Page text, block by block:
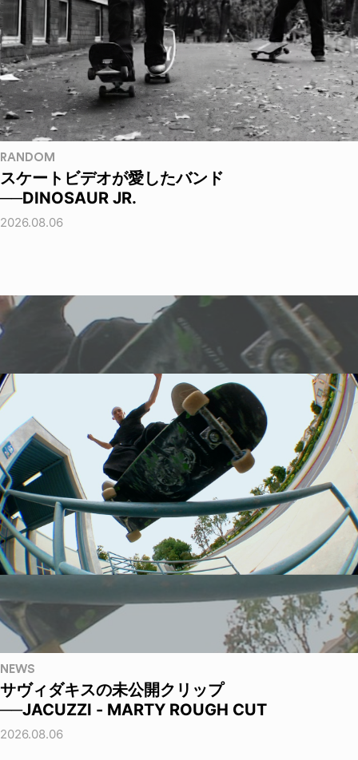
RANDOM
スケートビデオが愛したバンド
──DINOSAUR JR.
2026.08.06
NEWS
サヴィダキスの未公開クリップ
──JACUZZI - MARTY ROUGH CUT
2026.08.06